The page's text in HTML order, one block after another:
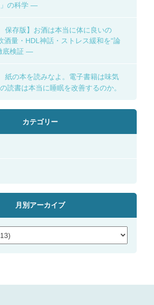
」の科学 ―
存版】お酒は本当に体に良いの
量・HDL神話・ストレス緩和を“論
底検証 ―
の本を読みなよ。電子書籍は味気
読書は本当に睡眠を改善するのか。
カテゴリー
月別アーカイブ